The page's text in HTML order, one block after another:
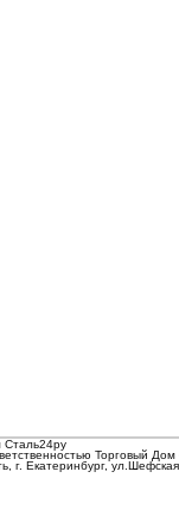
Торговый Дом
г. Екатеринбург,